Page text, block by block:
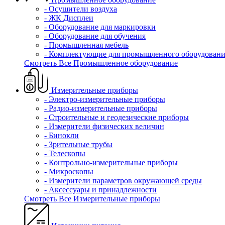
- Осушители воздуха
- ЖК Дисплеи
- Оборудование для маркировки
- Оборудование для обучения
- Промышленная мебель
- Комплектующие для промышленного
Смотреть Все Промышленное оборудование
Измерительные приборы
- Электро-измерительные приборы
- Радио-измерительные приборы
- Строительные и геодезические приборы
- Измерители физических величин
- Бинокли
- Зрительные трубы
- Телескопы
- Контрольно-измерительные приборы
- Микроскопы
- Измерители параметров окружающей среды
- Аксессуары и принадлежности
Смотреть Все Измерительные приборы